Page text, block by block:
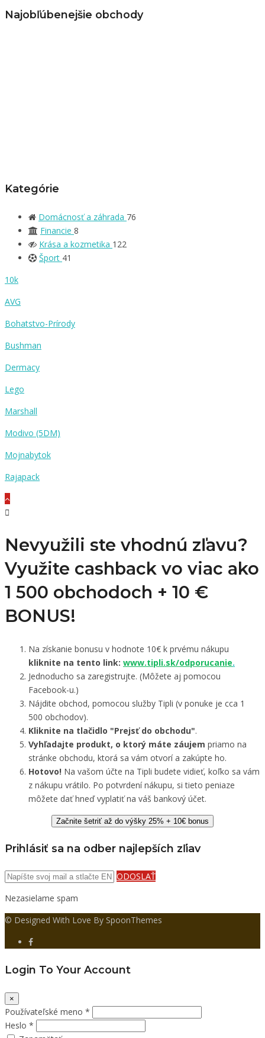
Najobľúbenejšie obchody
Kategórie
Domácnosť a záhrada 76
Financie 8
Krása a kozmetika 122
Šport 41
10k
AVG
Bohatstvo-Prírody
Bushman
Dermacy
Lego
Marshall
Modivo (5DM)
Mojnabytok
Rajapack
Nevyužili ste vhodnú zľavu?
Využite cashback vo viac ako
1 500 obchodoch + 10 €
BONUS!
Na získanie bonusu v hodnote 10€ k prvému nákupu
kliknite na tento link: www.tipli.sk/odporucanie.
Jednoducho sa zaregistrujte. (Môžete aj pomocou
Facebook-u.)
Nájdite obchod, pomocou služby Tipli (v ponuke je cca 1
500 obchodov).
Kliknite na tlačidlo "Prejsť do obchodu".
Vyhľadajte produkt, o ktorý máte záujem priamo na
stránke obchodu, ktorá sa vám otvorí a zakúpte ho.
Hotovo! Na vašom účte na Tipli budete vidieť, koľko sa vám
z nákupu vrátilo. Po potvrdení nákupu, si tieto peniaze
môžete dať hneď vyplatiť na váš bankový účet.
Začnite šetriť až do výšky 25% + 10€ bonus
Prihlásiť sa na odber najlepších zľiav
ODOSLAŤ
Nezasielame spam
© Designed With Love By SpoonThemes
Login To Your Account
×
Používateľské meno *
Heslo *